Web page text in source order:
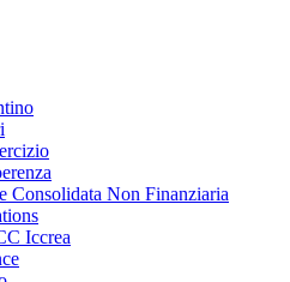
Consolidata Non Finanziaria
Iccrea